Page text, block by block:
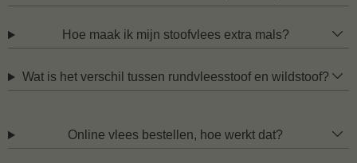
Hoe maak ik mijn stoofvlees extra mals?
Wat is het verschil tussen rundvleesstoof en wildstoof?
Online vlees bestellen, hoe werkt dat?